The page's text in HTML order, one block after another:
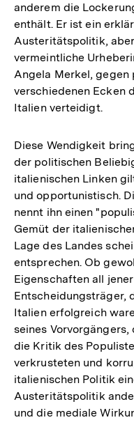
anderem die
enthält. Er ist ein
Austeritätspolitik,
vermeintliche
Angela Merkel,
verschiedenen Ecken
Italien verteidigt.
Diese Wendigkeit
der politischen
italienischen Linken
und opportunistisch.
nennt ihn einen
Gemüt der
Lage des Landes
entsprechen. Ob
Eigenschaften all
Entscheidungsträger,
Italien erfolgreich
seines
die Kritik des
verkrusteten und
italienischen Politik
Austeritätspolitik
und die mediale